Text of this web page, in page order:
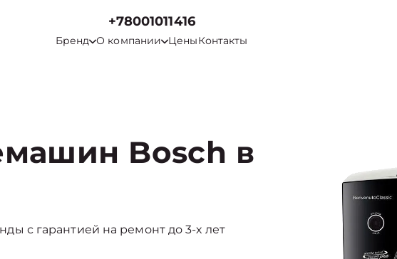
+78001011416
Бренд О компании ЦеныКонтакты
Bosch в
с гарантией на ремонт до 3-х лет